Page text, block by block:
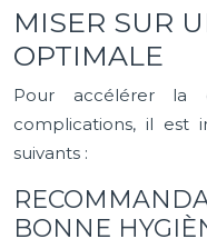
MISER SUR
OPTIMALE
Pour accélérer la
complications, il est
suivants :
BONNE